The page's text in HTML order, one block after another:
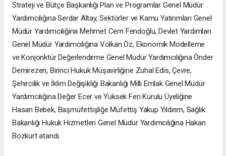
Strateji ve Bütçe Başkanlığı Plan ve Programlar Genel Müdür
Yardımcılığına Serdar Altay, Sektörler ve Kamu Yatırımları Genel
Müdür Yardımcılığına Mehmet Cem Fendoğlu, Devlet Yardımları
Genel Müdür Yardımcılığına Volkan Öz, Ekonomik Modelleme
ve Konjonktür Değerlendirme Genel Müdür Yardımcılığına Önder
Demirezen, Birinci Hukuk Müşavirliğine Zuhal Edis, Çevre,
Şehircilik ve İklim Değişikliği Bakanlığı Milli Emlak Genel Müdür
Yardımcılığına Değer Ecer ve Yüksek Fen Kurulu Üyeliğine
Hasan Bebek, Başmüfettişliğe Müfettiş Yakup Yıldırım, Sağlık
Bakanlığı Hukuk Hizmetleri Genel Müdür Yardımcılığına Hakan
Bozkurt atandı.